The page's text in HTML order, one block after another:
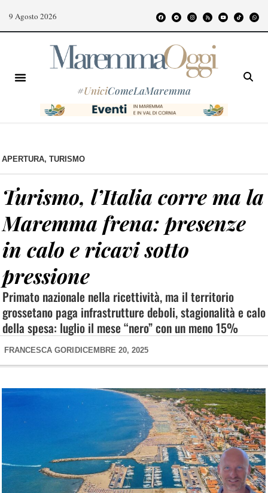
9 Agosto 2026
#UniciComeLaMaremma
APERTURA, TURISMO
Turismo, l’Italia corre ma la
Maremma frena: presenze
in calo e ricavi sotto
pressione
Primato nazionale nella ricettività, ma il territorio
grossetano paga infrastrutture deboli, stagionalità e calo
della spesa: luglio il mese “nero” con un meno 15%
FRANCESCA GORI DICEMBRE 20, 2025